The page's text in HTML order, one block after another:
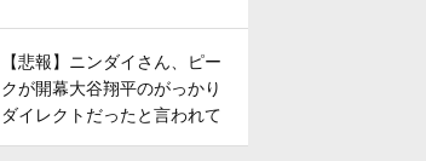
【悲報】ニンダイさん、ピー
クが開幕大谷翔平のがっかり
ダイレクトだったと言われて
しまう